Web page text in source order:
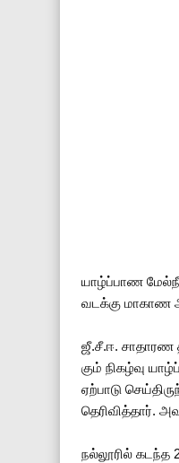
யாழ்ப்­பாண
வடக்கு மாகாண
ஜீ.சீ.ஈ. சாதா­ரண
கும் நிகழ்வு
ஏற்­பாடு
தெரி­வித்­தார்.
நல்­லூ­ரில் கடந்த